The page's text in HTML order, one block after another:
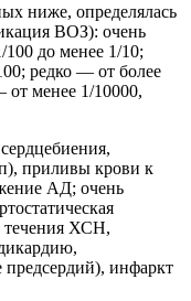
ниже, определялась
ВОЗ): очень
до менее 1/10;
редко — от более
от менее 1/10000,
приливы крови к
АД; очень
течения ХСН,
инфаркт